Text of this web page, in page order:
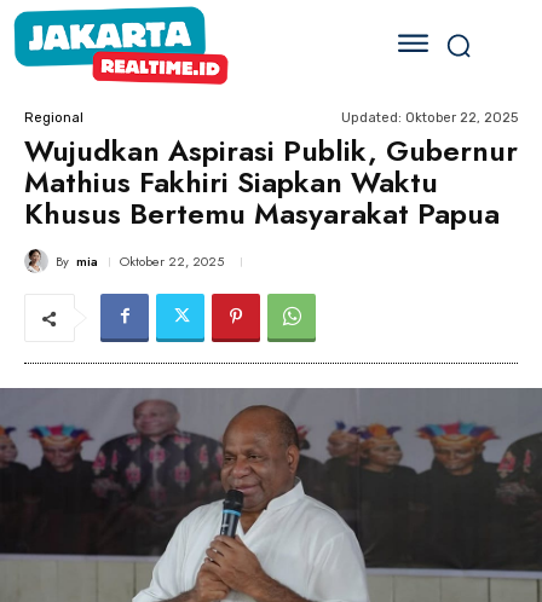
Regional Updated: Oktober 22, 2025
Wujudkan Aspirasi Publik, Gubernur
Mathius Fakhiri Siapkan Waktu
Khusus Bertemu Masyarakat Papua
By mia Oktober 22, 2025